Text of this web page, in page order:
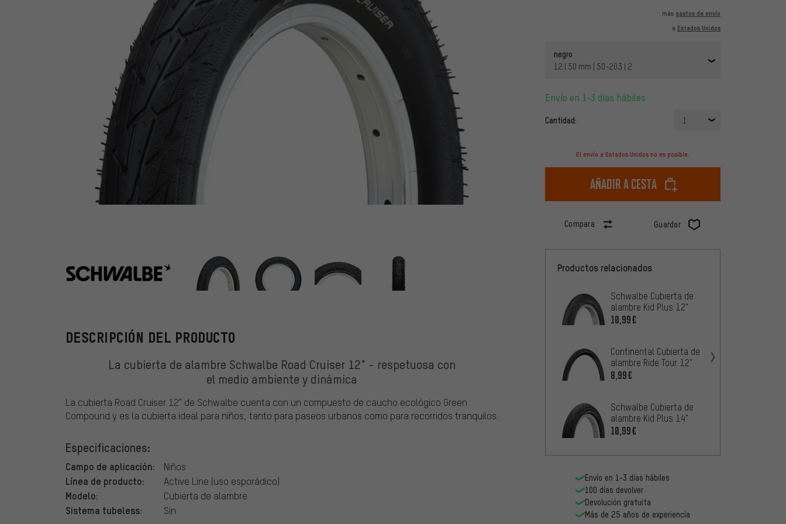
más gastos de envío
a Estados Unidos
negro
12 | 50 mm | 50-203 | 2
Envío en 1-3 días hábiles
Cantidad: 1
El envío a Estados Unidos no es posible.
Añadir a cesta
Compara Guardar
Schwalbe
DESCRIPCIÓN DEL PRODUCTO
La cubierta de alambre Schwalbe Road Cruiser 12" - respetuosa con
el medio ambiente y dinámica
La cubierta Road Cruiser 12" de Schwalbe cuenta con un compuesto de caucho ecológico Green
Compound y es la cubierta ideal para niños, tanto para paseos urbanos como para recorridos tranquilos.
Especificaciones:
Campo de aplicación: Niños
Línea de producto: Active Line (uso esporádico)
Modelo: Cubierta de alambre
Sistema tubeless: Sin
Productos relacionados
Schwalbe Cubierta de
alambre Kid Plus 12"
10,99€
Continental Cubierta de
alambre Ride Tour 12"
8,99€
Schwalbe Cubierta de
alambre Kid Plus 14"
10,99€
Envío en 1-3 días hábiles
100 días devolver
Devolución gratuita
Más de 25 años de experiencia